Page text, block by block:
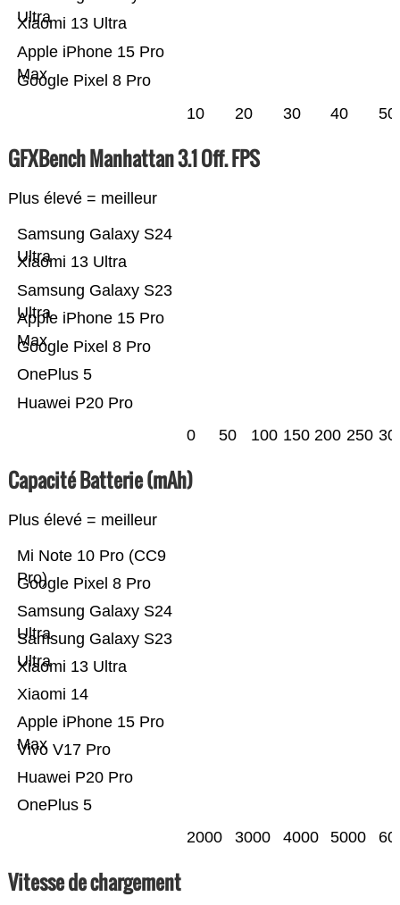
Google Pixel 8 Pro
Apple iPhone 15 Pro
Max
Xiaomi 13 Ultra
Ultra
10 20 30 40 50
GFXBench Manhattan 3.1 Off. FPS
Plus élevé = meilleur
Huawei P20 Pro
OnePlus 5
Google Pixel 8 Pro
Apple iPhone 15 Pro
Max
Samsung Galaxy S23
Ultra
Xiaomi 13 Ultra
Samsung Galaxy S24
Ultra
0 50 100 150 200 250
Capacité Batterie (mAh)
Plus élevé = meilleur
OnePlus 5
Huawei P20 Pro
Vivo V17 Pro
Apple iPhone 15 Pro
Max
Xiaomi 14
Xiaomi 13 Ultra
Samsung Galaxy S23
Ultra
Samsung Galaxy S24
Ultra
Google Pixel 8 Pro
Mi Note 10 Pro (CC9
Pro)
2000 3000 4000 5000
Vitesse de chargement